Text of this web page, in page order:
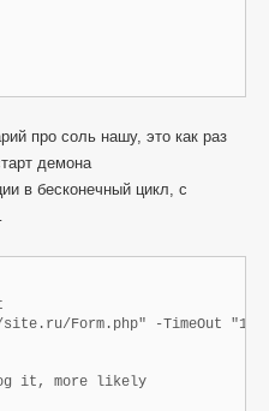
про соль нашу, это как раз
демона
в бесконечный цикл, с
Form.php" -TimeOut
it, more likely